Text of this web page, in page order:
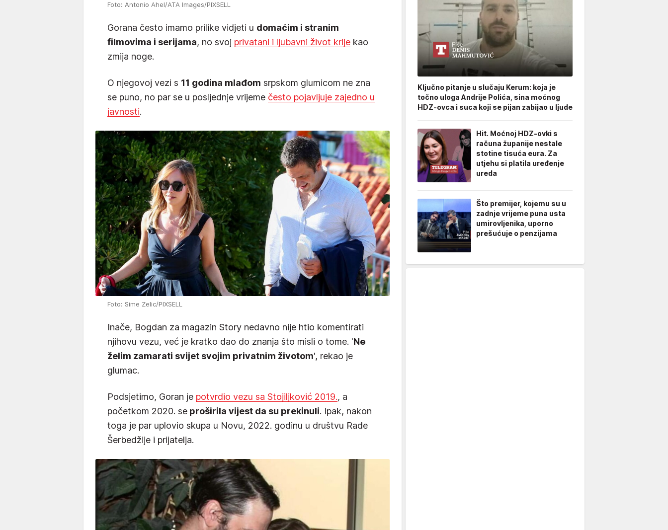
Foto: Antonio Ahel/ATA Images/PIXSELL
Gorana često imamo prilike vidjeti u domaćim i stranim
filmovima i serijama, no svoj privatani i ljubavni život krije kao
zmija noge.
O njegovoj vezi s 11 godina mlađom srpskom glumicom ne zna
se puno, no par se u posljednje vrijeme često pojavljuje zajedno u
javnosti.
Foto: Sime Zelic/PIXSELL
Inače, Bogdan za magazin Story nedavno nije htio komentirati
njihovu vezu, već je kratko dao do znanja što misli o tome. 'Ne
želim zamarati svijet svojim privatnim životom', rekao je
glumac.
Podsjetimo, Goran je potvrdio vezu sa Stojiljković 2019., a
početkom 2020. se proširila vijest da su prekinuli. Ipak, nakon
toga je par uplovio skupa u Novu, 2022. godinu u društvu Rade
Šerbedžije i prijatelja.
Ključno pitanje u slučaju Kerum: koja je
točno uloga Andrije Polića, sina moćnog
HDZ-ovca i suca koji se pijan zabijao u ljude
Hit. Moćnoj HDZ-ovki s
računa županije nestale
stotine tisuća eura. Za
utjehu si platila uređenje
ureda
Što premijer, kojemu su u
zadnje vrijeme puna usta
umirovljenika, uporno
prešućuje o penzijama